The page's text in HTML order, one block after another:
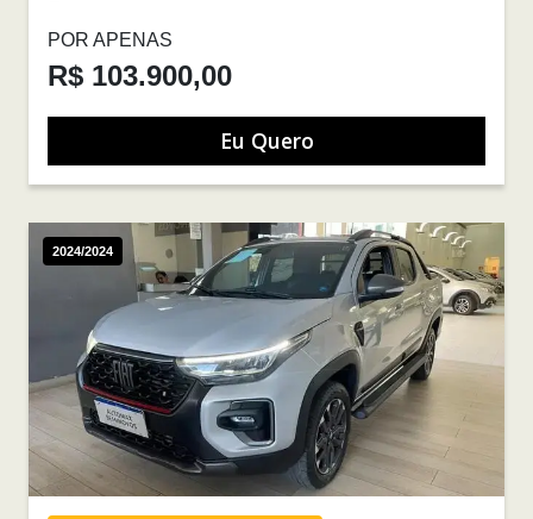
POR APENAS
R$ 103.900,00
Eu Quero
2024/2024